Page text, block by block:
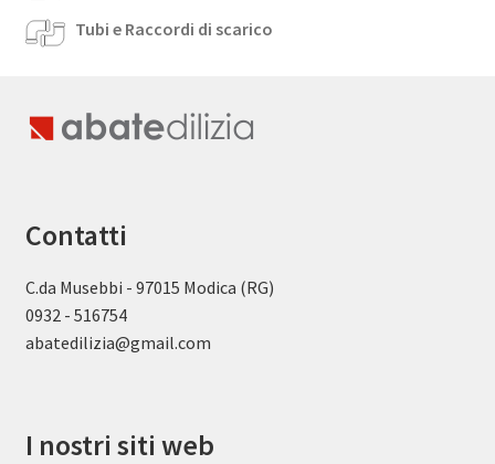
Tubi e Raccordi di scarico
Contatti
C.da Musebbi - 97015 Modica (RG)
0932 - 516754
abatedilizia@gmail.com
I nostri siti web